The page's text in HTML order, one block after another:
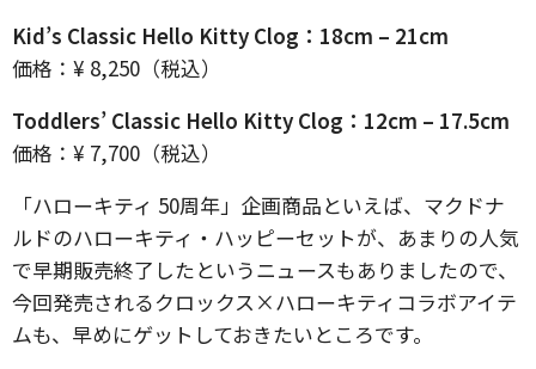
Kid’s Classic Hello Kitty Clog：18cm – 21cm
価格：¥ 8,250（税込）
Toddlers’ Classic Hello Kitty Clog：12cm – 17.5cm
価格：¥ 7,700（税込）
「ハローキティ 50周年」企画商品といえば、マクドナ
ルドのハローキティ・ハッピーセットが、あまりの人気
で早期販売終了したというニュースもありましたので、
今回発売されるクロックス×ハローキティコラボアイテ
ムも、早めにゲットしておきたいところです。